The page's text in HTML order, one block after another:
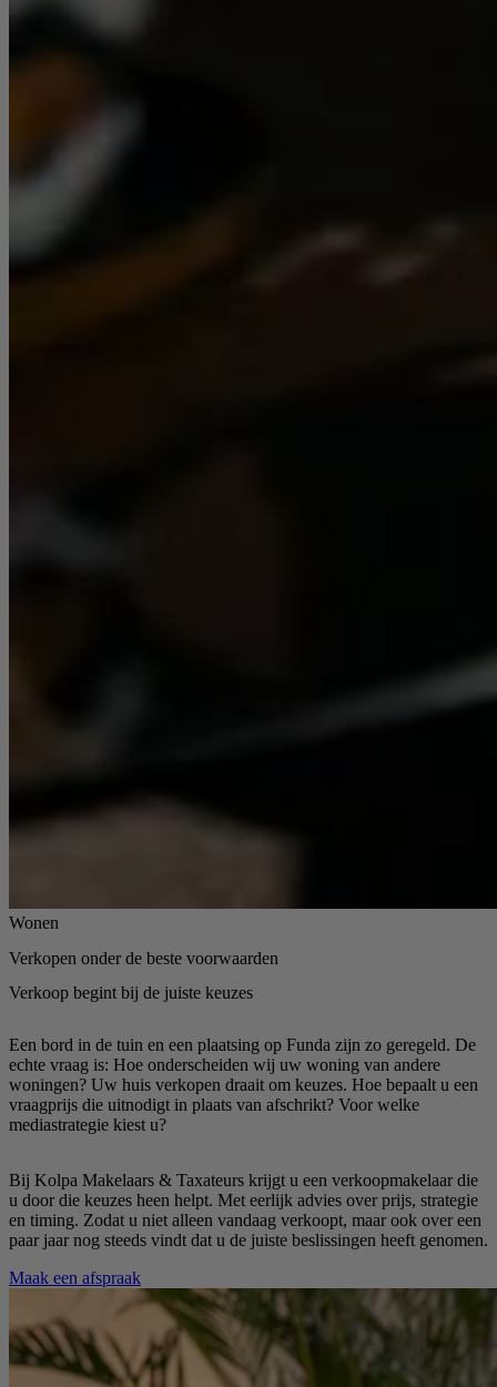
Wonen
Verkopen onder de beste voorwaarden
Verkoop begint bij de juiste keuzes
Een bord in de tuin en een plaatsing op Funda zijn zo geregeld. De
echte vraag is: Hoe onderscheiden wij uw woning van andere
woningen? Uw huis verkopen draait om keuzes. Hoe bepaalt u een
vraagprijs die uitnodigt in plaats van afschrikt? Voor welke
mediastrategie kiest u?
Bij Kolpa Makelaars & Taxateurs krijgt u een verkoopmakelaar die
u door die keuzes heen helpt. Met eerlijk advies over prijs, strategie
en timing. Zodat u niet alleen vandaag verkoopt, maar ook over een
paar jaar nog steeds vindt dat u de juiste beslissingen heeft genomen.
Maak een afspraak